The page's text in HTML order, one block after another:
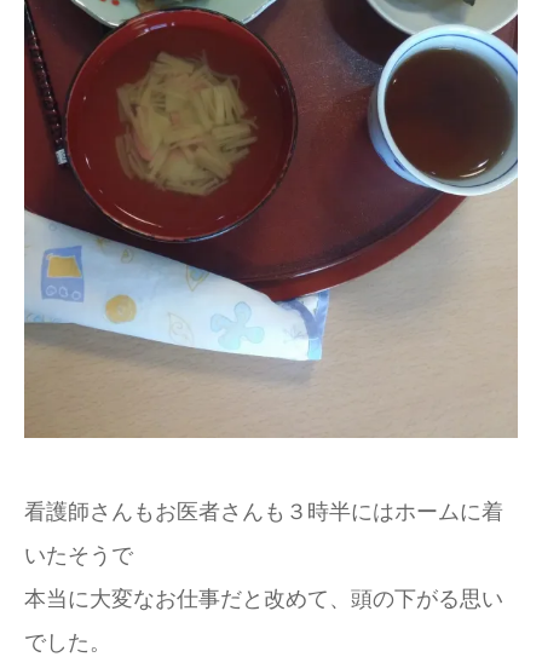
看護師さんもお医者さんも３時半にはホームに着
いたそうで
本当に大変なお仕事だと改めて、頭の下がる思い
でした。